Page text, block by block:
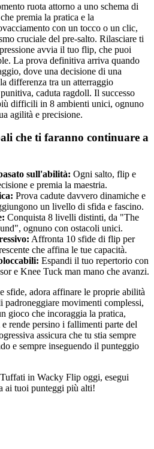
ruota attorno a uno schema di
premia la pratica e la
con un tocco o un clic,
cruciale del pre-salto. Rilasciare ti
avvia il tuo flip, che puoi
La prova definitiva arriva quando
dove una decisione di una
differenza tra un atterraggio
caduta ragdoll. Il successo
difficili in 8 ambienti unici, ognuno
agilità e precisione.
che ti faranno continuare a
sull'abilità: Ogni salto, flip e
e premia la maestria.
Prova cadute davvero dinamiche e
un livello di sfida e fascino.
Conquista 8 livelli distinti, da "The
ognuno con ostacoli unici.
Affronta 10 sfide di flip per
che affina le tue capacità.
Espandi il tuo repertorio con
e Knee Tuck man mano che avanzi.
sfide, adora affinare le proprie abilità
padroneggiare movimenti complessi,
gioco che incoraggia la pratica,
rende persino i fallimenti parte del
assicura che tu stia sempre
e sempre inseguendo il punteggio
in Wacky Flip oggi, esegui
ai tuoi punteggi più alti!